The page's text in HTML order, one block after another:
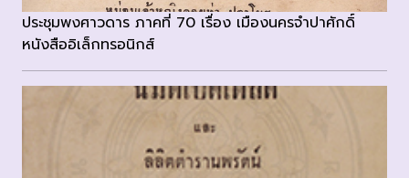
ประชุมพงศาวดาร ภาคที่ 70 เรื่อง เมืองนครจำปาศักดิ์
หนังสืออิเล็กทรอนิกส์